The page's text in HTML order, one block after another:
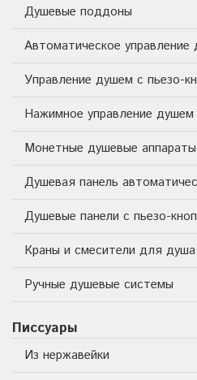
Душевые поддоны
Автоматическое управление
Управление душем с пьезо-
Нажимное управление душем
Монетные душевые аппараты
Душевая панель
Душевые панели с пьезо-
Краны и смесители для душа
Ручные душевые системы
Писсуары
Из нержавейки